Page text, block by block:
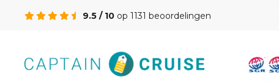
9.5 / 10 op 1131 beoordelingen